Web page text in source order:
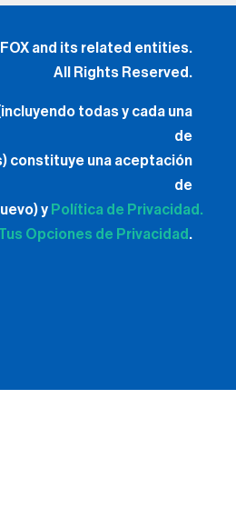
and its related entities.
All Rights Reserved.
todas y cada una
de
constituye una aceptación
de
y Política de Privacidad.
Opciones de Privacidad .